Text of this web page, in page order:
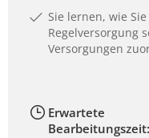
Sie lernen, wie
Regelversorgung
Versorgungen
Erwartete
Bearbeitungszeit: